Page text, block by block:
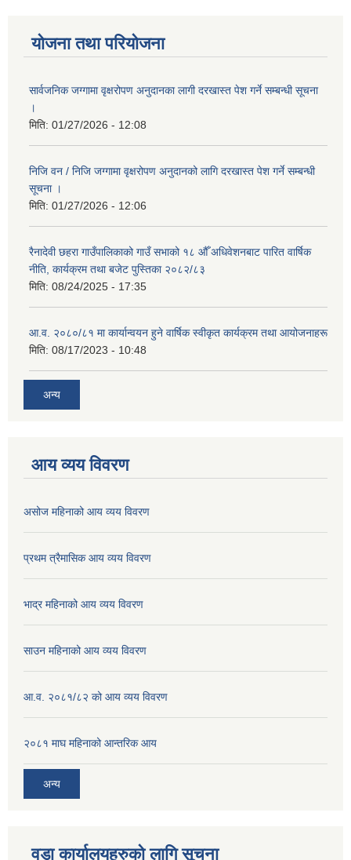
योजना तथा परियोजना
सार्वजनिक जग्गामा वृक्षरोपण अनुदानका लागी दरखास्त पेश गर्ने सम्बन्धी सूचना
।
मिति: 01/27/2026 - 12:08
निजि वन / निजि जग्गामा वृक्षरोपण अनुदानको लागि दरखास्त पेश गर्ने सम्बन्धी
सूचना ।
मिति: 01/27/2026 - 12:06
रैनादेवी छहरा गाउँपालिकाको गाउँ सभाको १८ औँ अधिवेशनबाट पारित वार्षिक
नीति, कार्यक्रम तथा बजेट पुस्तिका २०८२/८३
मिति: 08/24/2025 - 17:35
आ.व. २०८०/८१ मा कार्यान्वयन हुने वार्षिक स्वीकृत कार्यक्रम तथा आयोजनाहरू
मिति: 08/17/2023 - 10:48
अन्य
आय व्यय विवरण
असोज महिनाको आय व्यय विवरण
प्रथम त्रैमासिक आय व्यय विवरण
भाद्र महिनाको आय व्यय विवरण
साउन महिनाको आय व्यय विवरण
आ.व. २०८१/८२ को आय व्यय विवरण
२०८१ माघ महिनाको आन्तरिक आय
अन्य
वडा कार्यालयहरुको लागि सूचना